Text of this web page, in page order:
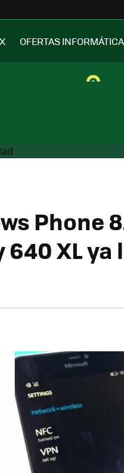
OFERTAS INFORMÁTICA
Phone
XL ya